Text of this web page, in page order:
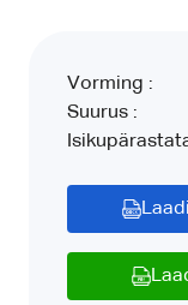
Vorming :
Suurus :